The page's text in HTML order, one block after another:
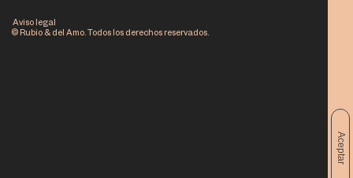
Aceptar
© Rubio & del Amo. Todos los derechos reservados.
Aviso legal